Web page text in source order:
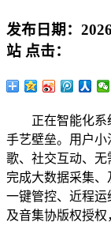
发布日期：
站 点击：
正在智能化系统
手艺壁垒。用户
歌、社交互动、
完成大数据采集
一键管控、近程
及音集协版权授